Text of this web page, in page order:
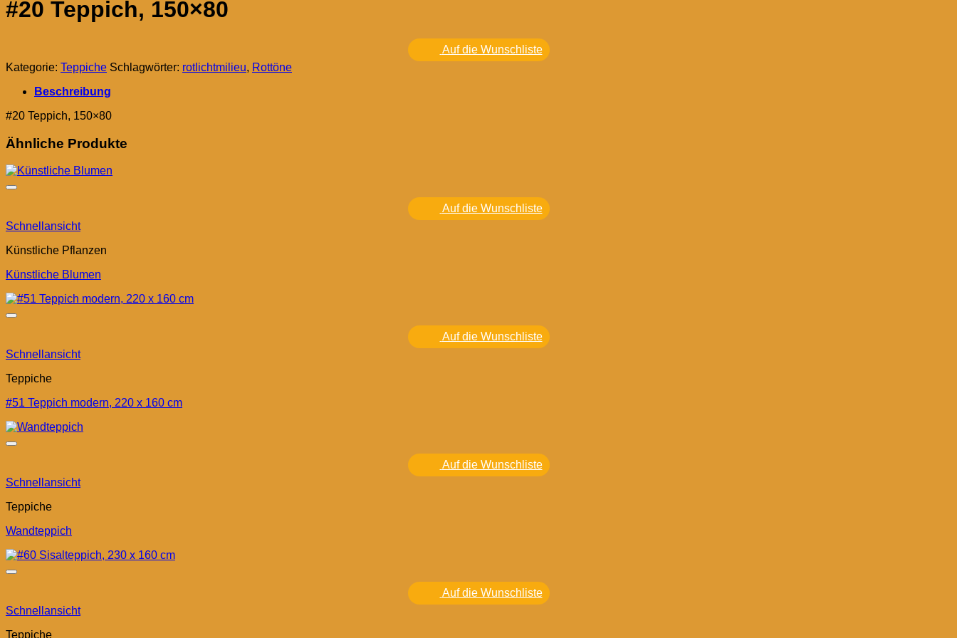
#20 Teppich, 150×80
Auf die Wunschliste
Kategorie: Teppiche Schlagwörter: rotlichtmilieu, Rottöne
Beschreibung
#20 Teppich, 150×80
Ähnliche Produkte
Auf die Wunschliste
Schnellansicht
Künstliche Pflanzen
Künstliche Blumen
Auf die Wunschliste
Schnellansicht
Teppiche
#51 Teppich modern, 220 x 160 cm
Auf die Wunschliste
Schnellansicht
Teppiche
Wandteppich
Auf die Wunschliste
Schnellansicht
Teppiche